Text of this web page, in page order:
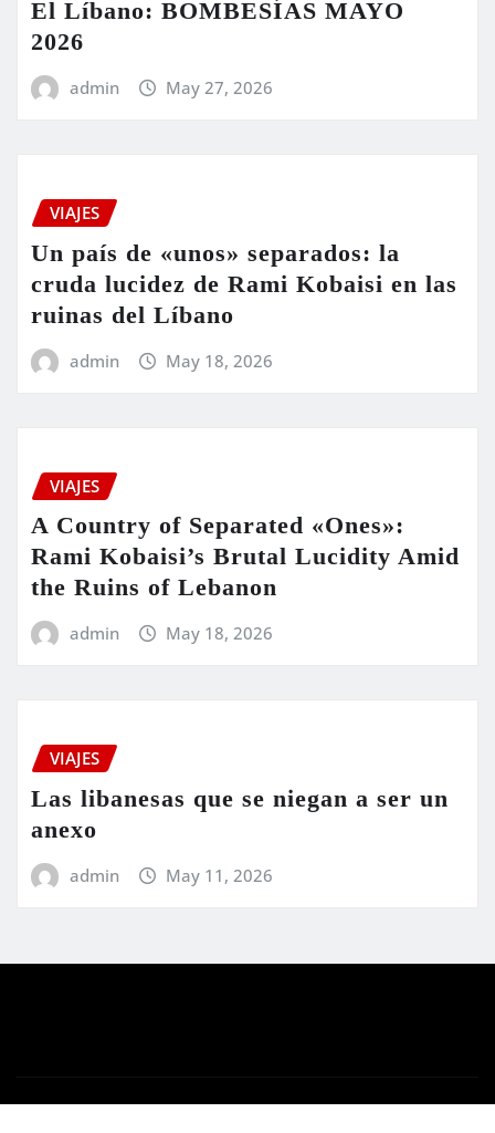
El Líbano: BOMBESÍAS MAYO
2026
admin May 27, 2026
VIAJES
Un país de «unos» separados: la
cruda lucidez de Rami Kobaisi en las
ruinas del Líbano
admin May 18, 2026
VIAJES
A Country of Separated «Ones»:
Rami Kobaisi’s Brutal Lucidity Amid
the Ruins of Lebanon
admin May 18, 2026
VIAJES
Las libanesas que se niegan a ser un
anexo
admin May 11, 2026